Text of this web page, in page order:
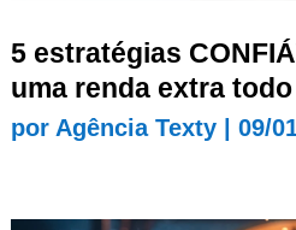
5 estratégias
uma renda extra
por Agência Texty| 09/